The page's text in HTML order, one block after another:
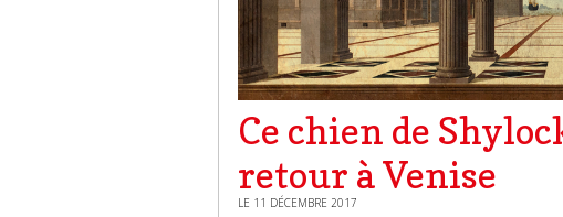
Ce chien de
retour à Venise
LE 11 DÉCEMBRE 2017